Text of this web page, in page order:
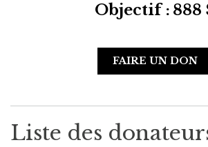
Objectif : 888
FAIRE UN DON
Liste des